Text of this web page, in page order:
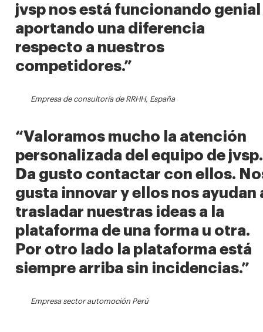
jvsp nos está funcionando genial
aportando una diferencia
respecto a nuestros
competidores.”
Empresa de consultoría de RRHH, España
“Valoramos mucho la atención
personalizada del equipo de jvsp.
Da gusto contactar con ellos.
gusta innovar y ellos nos ayudan
trasladar nuestras ideas a la
plataforma de una forma u otra.
Por otro lado la plataforma está
siempre arriba sin incidencias.”
Empresa sector automoción Perú